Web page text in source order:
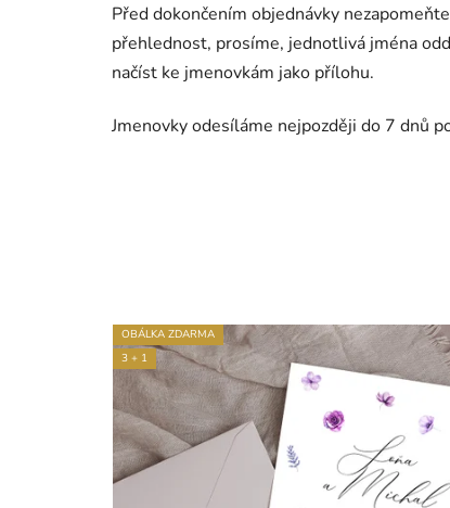
Před dokončením objednávky
přehlednost, prosíme, jednotlivá jména
načíst ke jmenovkám jako přílohu.
Jmenovky odesíláme nejpozději do 7 dnů
OBÁLKA ZDARMA
3 + 1